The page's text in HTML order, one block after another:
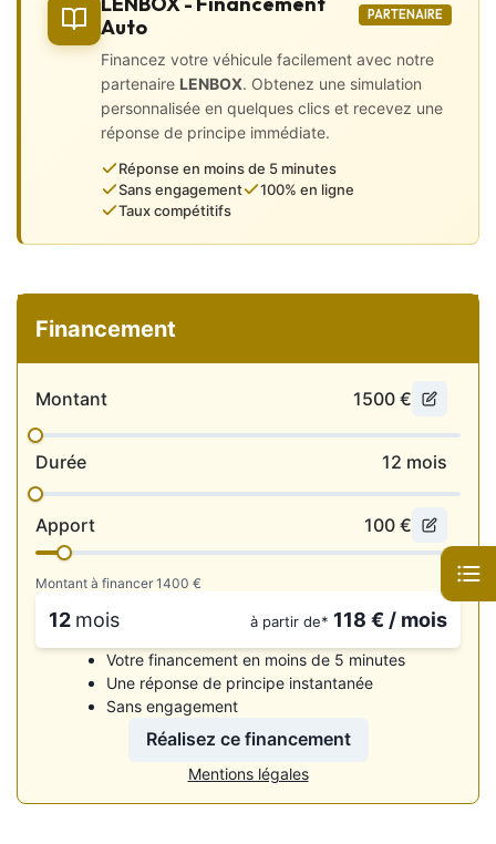
l’historique d’entretien directement sur votre téléphone, sans
vous déplacer !
Extérieur et Châssis
• Aide au stationnement AR
• Radar de recul
• Jantes alu 18″
• Lunette arrière dégivrante
• Peinture métallisée
• Feux Oled Angel Eyes
rétroviseurs noires
• Sièges tissu chauffants
• 4 vitres électriques
• Accoudoirs central avant et arrière
• Baguettes de seuil de porte en alu
• Banquette 1/3 – 2/3
• ⁠Boite 8 vitesses
• Start & Stop
• Climatisation
• configuration 5PL
• Direction assistée
• GPS intégré
• Intérieur semi cuir, alcantara
• Prise audio USB et auxiliaires
Auto
PARTENAIRE
Financez votre véhicule facilement avec notre
partenaire LENBOX. Obtenez une simulation
personnalisée en quelques clics et recevez une
réponse de principe immédiate.
Réponse en moins de 5 minutes
Sans engagement
100% en ligne
Taux compétitifs
Financement
Montant 1500 €
Durée 12 mois
Apport 100 €
Montant à financer 1400 €
12 mois à partir de* 118 € / mois
Votre financement en moins de 5 minutes
Une réponse de principe instantanée
Sans engagement
Réalisez ce financement
Mentions légales